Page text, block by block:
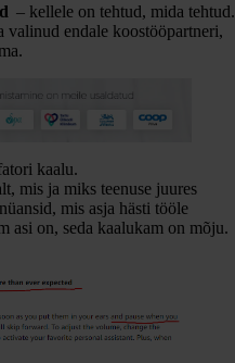
– kellele on tehtud, mida tehtud.
endale koostööpartneri,
kaalu.
mis ja miks teenuse juures
mis asja hästi tööle
asi on, seda kaalukam on mõju.